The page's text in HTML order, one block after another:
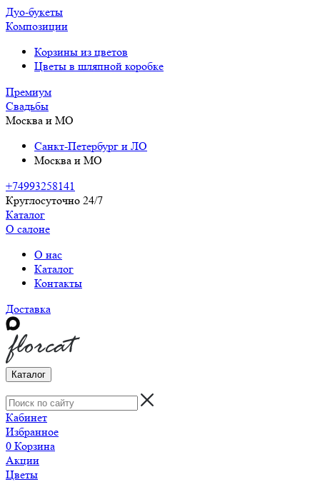
Дуо-букеты
Композиции
Корзины из цветов
Цветы в шляпной коробке
Премиум
Свадьбы
Москва и МО
Санкт-Петербург и ЛО
Москва и МО
+74993258141
Круглосуточно 24/7
Каталог
О салоне
О нас
Каталог
Контакты
Доставка
Каталог
Кабинет
Избранное
0 Корзина
Акции
Цветы